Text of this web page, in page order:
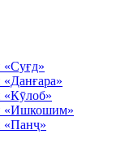
«Суғд»
«Кӯлоб»
«Ишкошим»
«Панҷ»